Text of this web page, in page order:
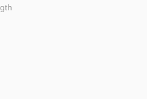
重要服务理念，二十四小时售